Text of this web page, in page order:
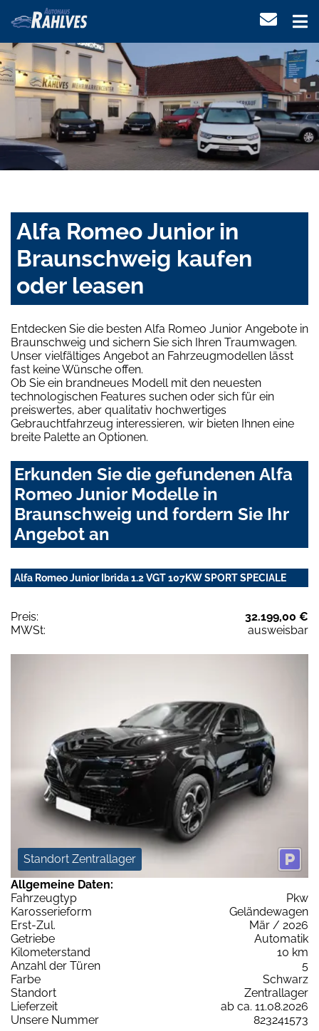
Alfa Romeo Junior in
Braunschweig kaufen
oder leasen
Entdecken Sie die besten Alfa Romeo Junior Angebote in
Braunschweig und sichern Sie sich Ihren Traumwagen.
Unser vielfältiges Angebot an Fahrzeugmodellen lässt
fast keine Wünsche offen.
Ob Sie ein brandneues Modell mit den neuesten
technologischen Features suchen oder sich für ein
preiswertes, aber qualitativ hochwertiges
Gebrauchtfahrzeug interessieren, wir bieten Ihnen eine
breite Palette an Optionen.
Erkunden Sie die gefundenen Alfa
Romeo Junior Modelle in
Braunschweig und fordern Sie Ihr
Angebot an
Alfa Romeo Junior Ibrida 1.2 VGT 107KW SPORT SPECIALE
Preis:
32.199,00 €
MWSt:
ausweisbar
Standort Zentrallager
Allgemeine Daten:
Fahrzeugtyp
Pkw
Karosserieform
Geländewagen
Erst-Zul.
Mär / 2026
Getriebe
Automatik
Kilometerstand
10 km
Anzahl der Türen
5
Farbe
Schwarz
Standort
Zentrallager
Lieferzeit
ab ca. 11.08.2026
Unsere Nummer
823241573